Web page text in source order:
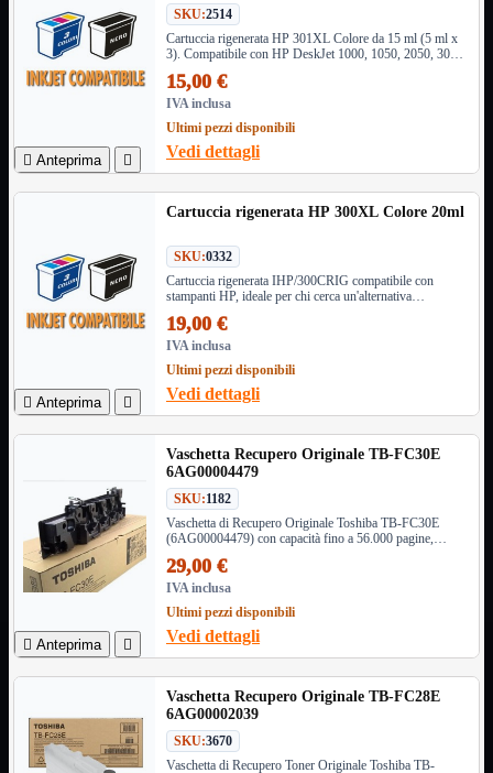
PCI
PCI-Express
Switch Rete
10/100/1000Mps
10Gbit
CaviMostra tutti i prodotti
Alimentazione 
Display Port
DVI
HDMI
HDMI Switch
KVM
Prolunga
Telefono
TEST
USB Type-C
USB2 
USB3 
VGA 
Alimentazione
220Volt
Molex
Prolunga
Sata
VGA
USB2Mostra tutti i prodotti
A/A Maschio
Micro
Mini
OTG
Prolunga
Stampante
 Anteprima 
SKU:2514
Cartuccia rigenerata HP 301XL Colore da 15 ml (5 ml x
3). Compatibile con HP DeskJet 1000, 1050, 2050, 3050,
risparmio
15,00 €
IVA inclusa
Ultimi pezzi disponibili
Vedi dettagli
 Anteprima 
Cartuccia rigenerata HP 300XL Colore 20ml
SKU:0332
Cartuccia rigenerata IHP/300CRIG compatibile con
stampanti HP, ideale per chi cerca un'alternativa
e prestazioni ottimali.
19,00 €
IVA inclusa
Ultimi pezzi disponibili
Vedi dettagli
 Anteprima 
Vaschetta Recupero Originale TB-FC30E
6AG00004479
SKU:1182
Vaschetta di Recupero Originale Toshiba TB-FC30E
(6AG00004479) con capacità fino a 56.000 pagine,
di alta qualità e prestazioni ottimali.
29,00 €
IVA inclusa
Ultimi pezzi disponibili
Vedi dettagli
Vaschetta Recupero Originale TB-FC28E
6AG00002039
SKU:3670
Vaschetta di Recupero Toner Originale Toshiba TB-